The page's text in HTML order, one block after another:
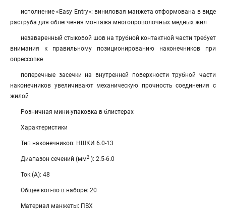
исполнение «Easy Entry»: виниловая манжета отформована в виде
раструба для облегчения монтажа многопроволочных медных жил
незаваренный стыковой шов на трубной контактной части требует
внимания к правильному позиционированию наконечников при
опрессовке
поперечные засечки на внутренней поверхности трубной части
наконечников увеличивают механическую прочность соединения с
жилой
Розничная мини-упаковка в блистерах
Характеристики
Тип наконечников: НШКИ 6.0-13
Диапазон сечений (мм2 ): 2.5-6.0
Ток (А): 48
Общее кол-во в наборе: 20
Материал манжеты: ПВХ